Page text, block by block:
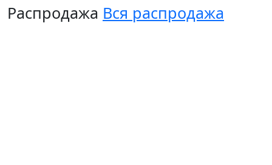
Распродажа Вся распродажа